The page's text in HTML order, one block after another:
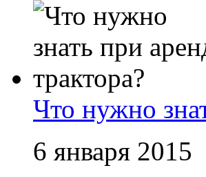
Что нужно
6 января 2015